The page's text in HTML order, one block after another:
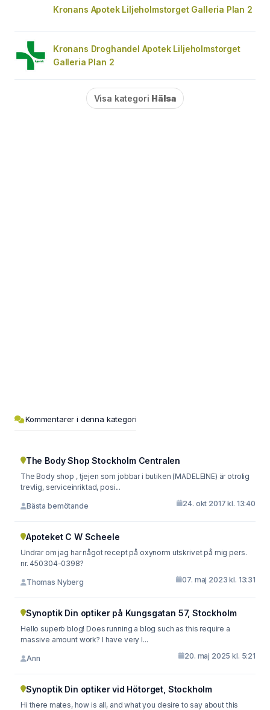
Kronans Apotek Liljeholmstorget Galleria Plan 2
Kronans Droghandel Apotek Liljeholmstorget
Galleria Plan 2
Visa kategori Hälsa
Kommentarer i denna kategori
The Body Shop Stockholm Centralen
The Body shop , tjejen som jobbar i butiken (MADELEINE) är otrolig
trevlig, serviceinriktad, posi...
Bästa bemötande 24. okt 2017 kl. 13:40
Apoteket C W Scheele
Undrar om jag har något recept på oxynorm utskrivet på mig pers.
nr. 450304-0398?
Thomas Nyberg 07. maj 2023 kl. 13:31
Synoptik Din optiker på Kungsgatan 57, Stockholm
Hello superb blog! Does running a blog such as this require a
massive amount work? I have very l...
Ann 20. maj 2025 kl. 5:21
Synoptik Din optiker vid Hötorget, Stockholm
Hi there mates, how is all, and what you desire to say about this